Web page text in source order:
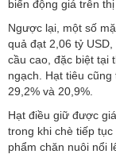
biến động giá trên
Ngược lại, một số
quả đạt 2,06 tỷ
cầu cao, đặc biệt tại
ngạch. Hạt tiêu
29,2% và 20,9%.
Hạt điều giữ được
trong khi chè tiếp
phẩm chăn nuôi nổi